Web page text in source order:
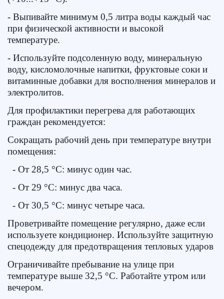
- Выпивайте минимум 0,5 литра воды каждый час
при физической активности и высокой
температуре.
- Используйте подсоленную воду, минеральную
воду, кисломолочные напитки, фруктовые соки и
витаминные добавки для восполнения минералов и
электролитов.
Для профилактики перегрева для работающих
граждан рекомендуется:
Сокращать рабочий день при температуре внутри
помещения:
- От 28,5 °C: минус один час.
- От 29 °C: минус два часа.
- От 30,5 °C: минус четыре часа.
Проветривайте помещение регулярно, даже если
используете кондиционер. Используйте защитную
спецодежду для предотвращения тепловых ударов
Ограничивайте пребывание на улице при
температуре выше 32,5 °C. Работайте утром или
вечером.